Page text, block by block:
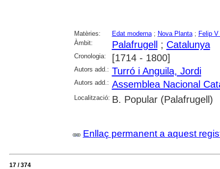
Matèries: Edat moderna; Nova Planta; Felip
Àmbit:
Palafrugell ; Catalunya
Cronologia: [1714 - 1800]
Autors add.: Turró i Anguila, Jordi
Autors add.: Assemblea Nacional
Localització: B. Popular (Palafrugell)
Enllaç permanent a aquest
17 / 374